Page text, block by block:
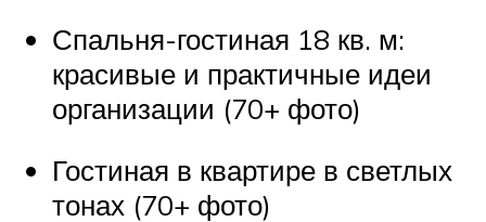
Спальня-гостиная 18 кв. м:
красивые и практичные идеи
организации (70+ фото)
Гостиная в квартире в светлых
тонах (70+ фото)